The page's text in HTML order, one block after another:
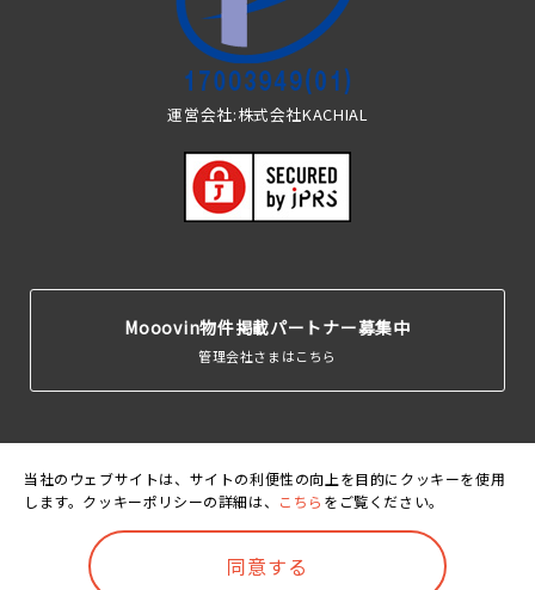
当社のウェブサイトは、サイトの利便性の向上を目的にクッキーを使用
します。クッキーポリシーの詳細は、
こちら をご覧ください。
同意する
運営会社:株式会社KACHIAL
Mooovin物件掲載パートナー募集中
管理会社さまはこちら
運営会 利用規 個人情報保護 クッキーポリ 賃貸住宅居住者総
©Mooovin. All rights reserved.